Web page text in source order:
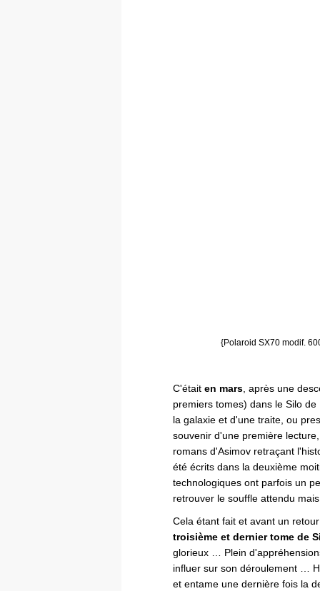
{Polaroid SX70 modif.
C'était en mars , après une
premiers tomes) dans le Silo
la galaxie et d'une traite, ou
souvenir d'une première
romans d'Asimov retraçant
été écrits dans la deuxième
technologiques ont parfois un
retrouver le souffle attendu
Cela étant fait et avant un
troisième et dernier tome de
glorieux … Plein
influer sur son déroulement …
et entame une dernière fois la